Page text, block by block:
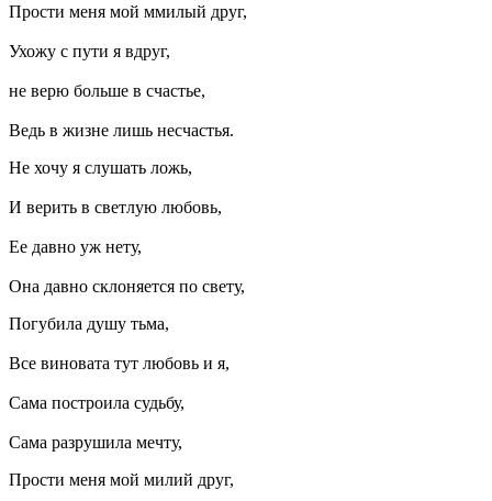
Прости меня мой ммилый друг,
Ухожу с пути я вдруг,
не верю больше в счастье,
Ведь в жизне лишь несчастья.
Не хочу я слушать ложь,
И верить в светлую любовь,
Ее давно уж нету,
Она давно склоняется по свету,
Погубила душу тьма,
Все виновата тут любовь и я,
Сама построила судьбу,
Сама разрушила мечту,
Прости меня мой милий друг,